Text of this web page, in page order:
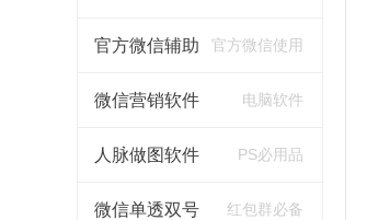
官方微信辅助 官方微信使用
微信营销软件 电脑软件
人脉做图软件 PS必用品
微信单透双号 红包群必备